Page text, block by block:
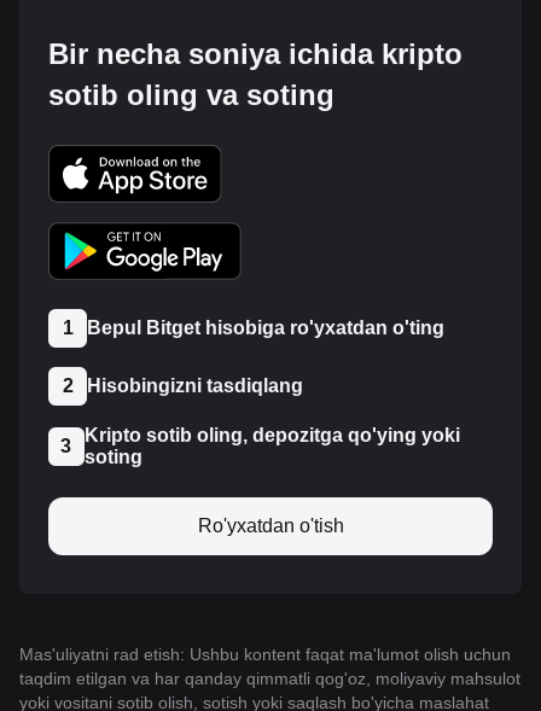
Bir necha soniya ichida kripto
sotib oling va soting
1 Bepul Bitget hisobiga ro'yxatdan o'ting
2 Hisobingizni tasdiqlang
3
Kripto sotib oling, depozitga qo'ying yoki
soting
Ro'yxatdan o'tish
Mas'uliyatni rad etish: Ushbu kontent faqat ma'lumot olish uchun
taqdim etilgan va har qanday qimmatli qog'oz, moliyaviy mahsulot
yoki vositani sotib olish, sotish yoki saqlash bo'yicha maslahat